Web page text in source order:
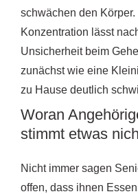
schwächen den
Konzentration lässt
Unsicherheit beim
zunächst wie eine
zu Hause deutlich
Woran
stimmt etwas
Nicht immer sagen
offen, dass ihnen